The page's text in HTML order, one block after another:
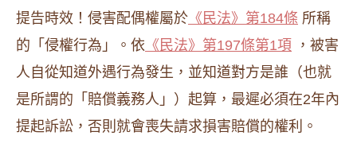
提告時效！侵害配偶權屬於 《民法》第184條 所稱
的「侵權行為」。依 《民法》第197條第1項 ，被害
人自從知道外遇行為發生，並知道對方是誰（也就
是所謂的「賠償義務人」）起算，最遲必須在2年內
提起訴訟，否則就會喪失請求損害賠償的權利。